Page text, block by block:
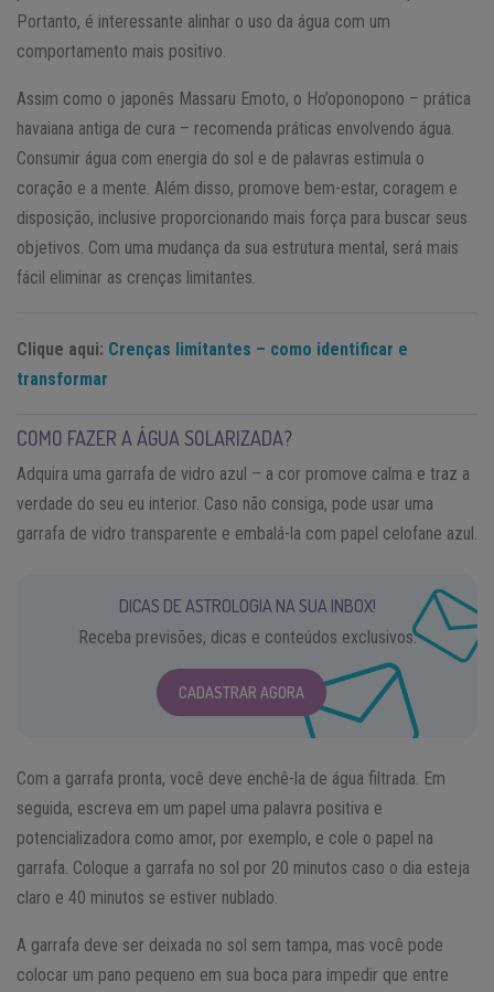
Portanto, é interessante alinhar o uso da água com um
comportamento mais positivo.
Assim como o japonês Massaru Emoto, o Ho’oponopono – prática
havaiana antiga de cura – recomenda práticas envolvendo água.
Consumir água com energia do sol e de palavras estimula o
coração e a mente. Além disso, promove bem-estar, coragem e
disposição, inclusive proporcionando mais força para buscar seus
objetivos. Com uma mudança da sua estrutura mental, será mais
fácil eliminar as crenças limitantes.
Clique aqui: Crenças limitantes – como identificar e
transformar
COMO FAZER A ÁGUA SOLARIZADA?
Adquira uma garrafa de vidro azul – a cor promove calma e traz a
verdade do seu eu interior. Caso não consiga, pode usar uma
garrafa de vidro transparente e embalá-la com papel celofane azul.
DICAS DE ASTROLOGIA NA SUA INBOX!
Receba previsões, dicas e conteúdos exclusivos.
CADASTRAR AGORA
Com a garrafa pronta, você deve enchê-la de água filtrada. Em
seguida, escreva em um papel uma palavra positiva e
potencializadora como amor, por exemplo, e cole o papel na
garrafa. Coloque a garrafa no sol por 20 minutos caso o dia esteja
claro e 40 minutos se estiver nublado.
A garrafa deve ser deixada no sol sem tampa, mas você pode
colocar um pano pequeno em sua boca para impedir que entre